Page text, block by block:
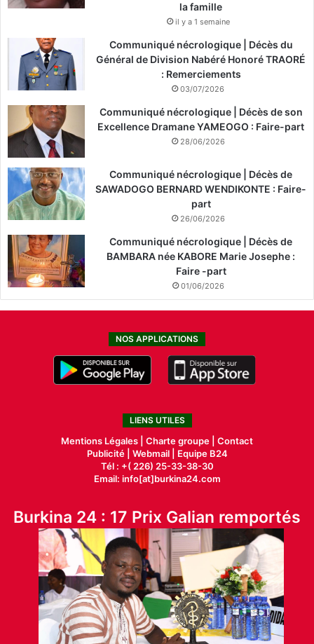
la famille
il y a 1 semaine
Communiqué nécrologique | Décès du
Général de Division Nabéré Honoré TRAORÉ
: Remerciements
03/07/2026
Communiqué nécrologique | Décès de son
Excellence Dramane YAMEOGO : Faire-part
28/06/2026
Communiqué nécrologique | Décès de
SAWADOGO BERNARD WENDIKONTE : Faire-
part
26/06/2026
Communiqué nécrologique | Décès de
BAMBARA née KABORE Marie Josephe :
Faire -part
01/06/2026
NOS APPLICATIONS
LIENS UTILES
Mentions Légales | Charte groupe | Contact
Publicité| Webmail |
Equipe B24
Tél : +( 226) 25-33-38-30
Email: info[at]burkina24.com
Burkina 24 : 17 Prix Galian remportés